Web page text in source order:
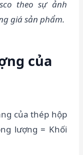
theo sự ảnh
giá sản phẩm.
của
của thép hộp
lượng = Khối